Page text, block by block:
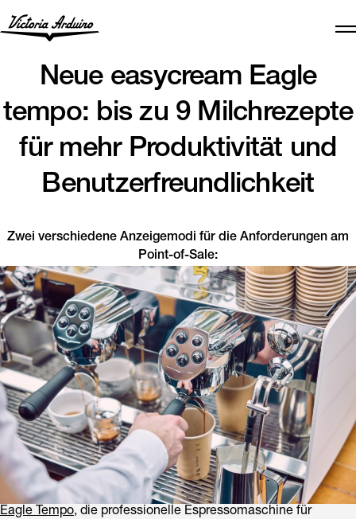
Neue easycream Eagle
tempo: bis zu 9 Milchrezepte
für mehr Produktivität und
Benutzerfreundlichkeit
Zwei verschiedene Anzeigemodi für die Anforderungen am
Point-of-Sale:
Eagle Tempo, die professionelle Espressomaschine für